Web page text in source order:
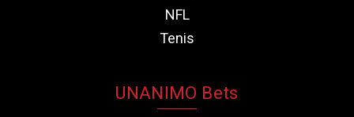
NFL
Tenis
UNANIMO Bets